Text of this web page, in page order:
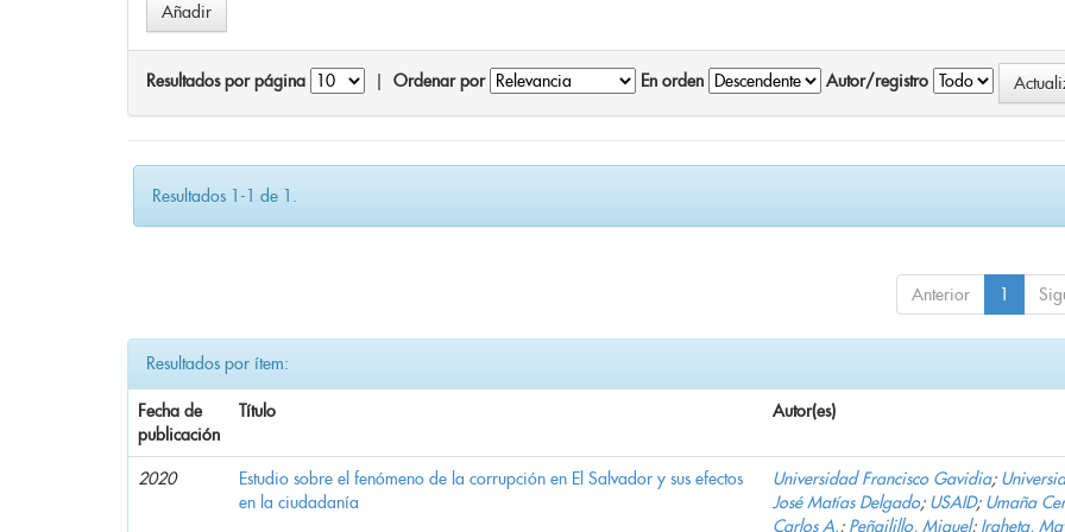
Resultados por página Ordenar por En orden Autor/registro
Resultados 1-1 de 1.
Anterior 1
Resultados por ítem:
Fecha de
publicación
Título Autor(es)
2020
Estudio sobre el fenómeno de la corrupción en El Salvador y sus efectos
en la ciudadanía
Universidad Francisco Gavidia;
José Matías Delgado; USAID; Umaña
Carlos A.; Peñailillo, Miguel; Iraheta,